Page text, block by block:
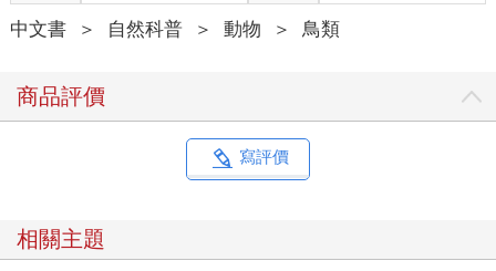
否有鳥醫院或在家中備好鳥類常備藥，以應對突發狀況。鳥類的
醫療費用往往是飼養前最容易被忽略納入評估的一環。
3.保護訓練
大家在聽到「訓練」二字時，或許會直覺聯想到馬戲團那種表演
定飼養，所以對於名為「訓練」的互動抱持著負面想法，但有時
候「訓練也是一種保護」！
子，看見廣闊天空後，便有很大機率振翅飛離。即便這些鸚鵡在
室內時再怎麼黏人、親人，當他們第一次在開放空間飛翔時，往
中文書 ＞ 自然科普 ＞ 動物 ＞ 鳥類
商品評價
寫評價
相關主題